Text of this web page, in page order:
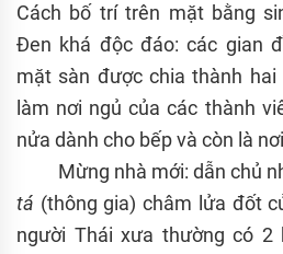
Cách bố trí trên mặt bằng
Đen khá độc đáo: các gian
mặt sàn được chia thành hai
làm nơi ngủ của các thành
nửa dành cho bếp và còn là
Mừng nhà mới: dẫn chủ
tá (thông gia) châm lửa đốt
người Thái xưa thường có